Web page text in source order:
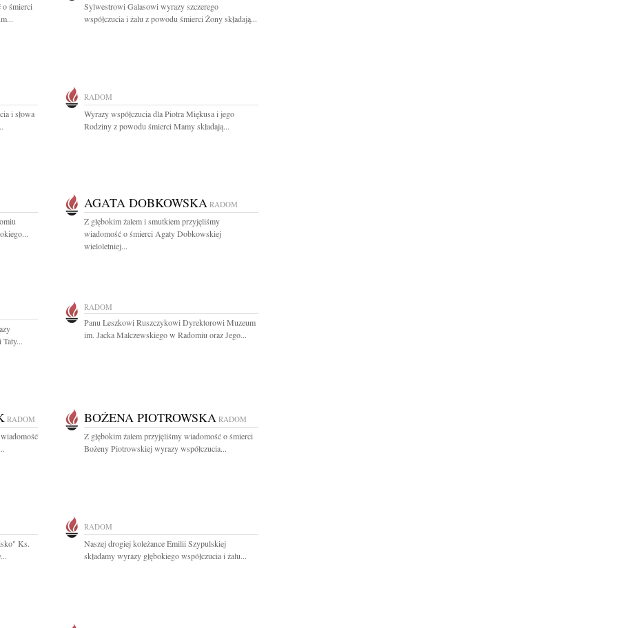
o śmierci
Sylwestrowi Galasowi wyrazy szczerego
współczucia i żalu z powodu śmierci Żony składają...
i słowa
RADOM
Wyrazy współczucia dla Piotra Miękusa i jego
Rodziny z powodu śmierci Mamy składają...
AGATA DOBKOWSKA RADOM
Z głębokim żalem i smutkiem przyjęliśmy
wiadomość o śmierci Agaty Dobkowskiej
wieloletniej...
Taty...
RADOM
Panu Leszkowi Ruszczykowi Dyrektorowi Muzeum
im. Jacka Malczewskiego w Radomiu oraz Jego...
RADOM BOŻENA PIOTROWSKA RADOM
Z głębokim żalem przyjęliśmy wiadomość o śmierci
Bożeny Piotrowskiej wyrazy współczucia...
Ks.
RADOM
Naszej drogiej koleżance Emilii Szypulskiej
składamy wyrazy głębokiego współczucia i żalu...